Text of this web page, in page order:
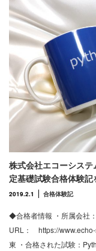
株式会社エコーシス
定基礎試験合格体験記
2019.2.1 合格体験記
◆合格者情報 ・所属会社
URL： https://
東 ・合格された試験：